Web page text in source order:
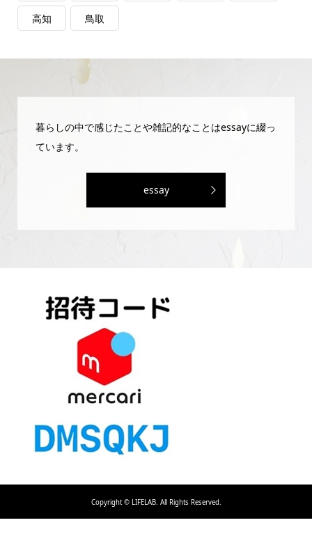
高知 鳥取
暮らしの中で感じたことや雑記的なことはessayに綴っ
ています。
essay
Copyright ©LIFELAB. All Rights Reserved.